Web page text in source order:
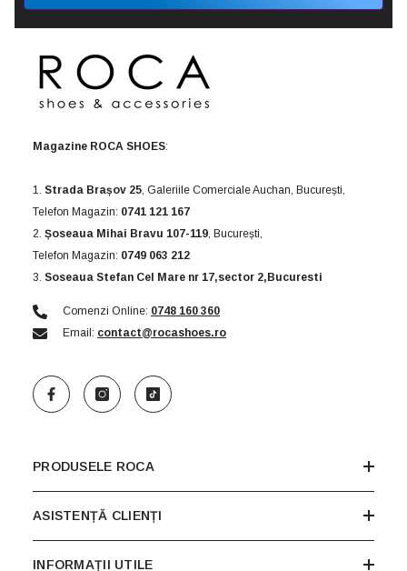
Magazine ROCA SHOES:
1. Strada Brașov 25, Galeriile Comerciale Auchan, București,
Telefon Magazin: 0741 121 167
2. Șoseaua Mihai Bravu 107-119, București,
Telefon Magazin: 0749 063 212
3. Soseaua Stefan Cel Mare nr 17,sector 2,Bucuresti
Comenzi Online: 0748 160 360
Email: contact@rocashoes.ro
PRODUSELE ROCA
ASISTENȚĂ CLIENȚI
INFORMAȚII UTILE